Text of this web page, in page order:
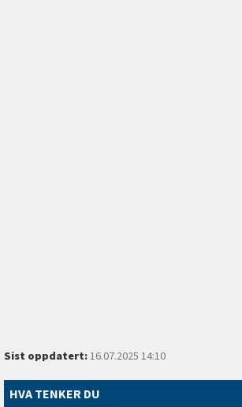
Sist oppdatert:16.07.2025 14:10
HVA TENKER DU